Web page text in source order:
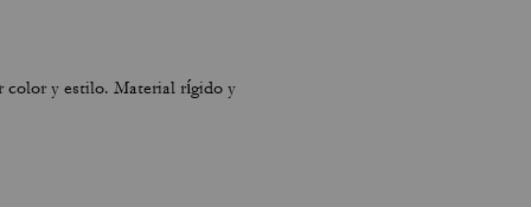
color y estilo. Material rígido y